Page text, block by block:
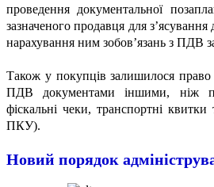
проведення документальної
зазначеного продавця для з’ясування
нарахування ним зобов’язань з ПДВ
Також у покупців залишилося
ПДВ документами іншими, ніж
фіскальні чеки, транспортні
ПКУ).
Новий порядок